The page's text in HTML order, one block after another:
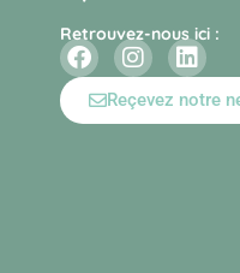
Retrouvez-nous ici :
Reçevez notre